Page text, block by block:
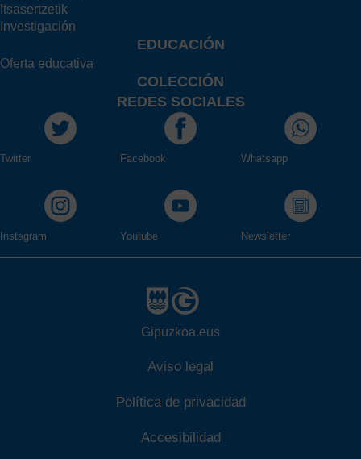
Itsasertzetik
Investigación
EDUCACIÓN
Oferta educativa
COLECCIÓN
REDES SOCIALES
Twitter Facebook Whatsapp
Instagram Youtube Newsletter
Gipuzkoa.eus
Aviso legal
Política de privacidad
Accesibilidad